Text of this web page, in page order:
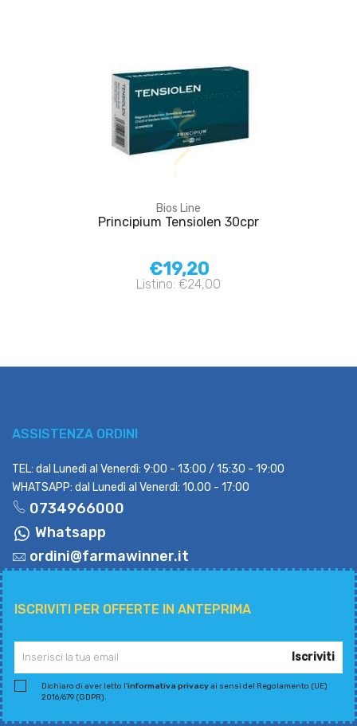
Bios Line
Principium Tensiolen 30cpr
€19,20
Listino: €24,00
ASSISTENZA ORDINI
TEL: dal Lunedì al Venerdì: 9:00 - 13:00 / 15:30 - 19:00
WHATSAPP: dal Lunedì al Venerdì: 10.00 - 17:00
0734966000
Whatsapp
ordini@farmawinner.it
ISCRIVITI PER OFFERTE IN ANTEPRIMA
Iscriviti
Dichiaro di aver letto l'informativa privacyai sensi del Regolamento (UE)
2016/679 (GDPR).